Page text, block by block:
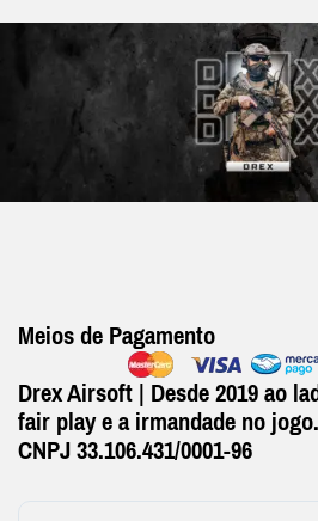
Meios de Pagamento
Drex Airsoft | Desde 2019 ao
fair play e a irmandade no jogo.
CNPJ 33.106.431/0001-96